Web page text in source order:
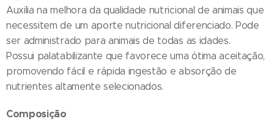
Auxilia na melhora da qualidade nutricional de animais que
necessitem de um aporte nutricional diferenciado. Pode
ser administrado para animais de todas as idades.
Possui palatabilizante que favorece uma ótima aceitação,
promovendo fácil e rápida ingestão e absorção de
nutrientes altamente selecionados.
Composição